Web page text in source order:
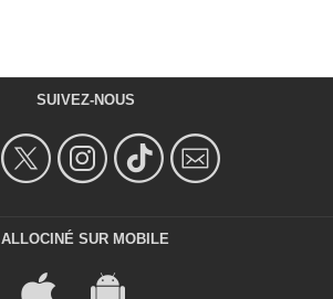
SUIVEZ-NOUS
ALLOCINÉ SUR MOBILE